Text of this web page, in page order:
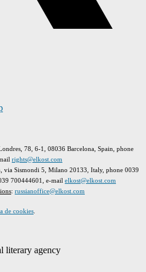
78, 6-1, 08036 Barcelona, Spain, phone
rights@elkost.com
via Sismondi 5, Milano 20133, Italy, phone 0039
700444601, e-mail elkost@elkost.com
: russianoffice@elkost.com
de cookies
literary agency